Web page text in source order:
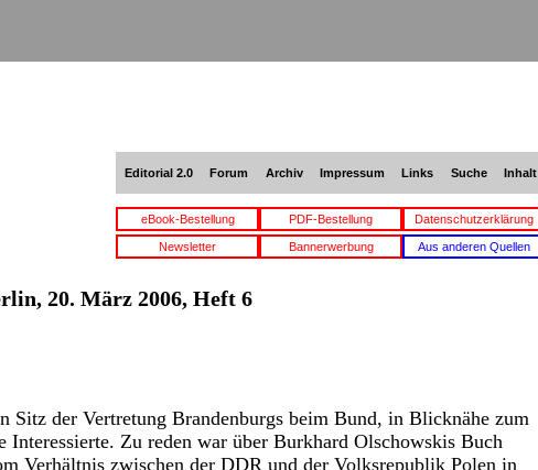
Editorial 2.0 Forum Archiv Impressum Links Suche Inhalt
eBook-Bestellung PDF-Bestellung Datenschutzerklärung
Newsletter Bannerwerbung Aus anderen Quellen
20. März 2006, Heft 6
Sitz der Vertretung Brandenburgs beim Bund, in Blicknähe zum
Zu reden war über Burkhard Olschowskis Buch
Verhältnis zwischen der DDR und der Volksrepublik Polen in